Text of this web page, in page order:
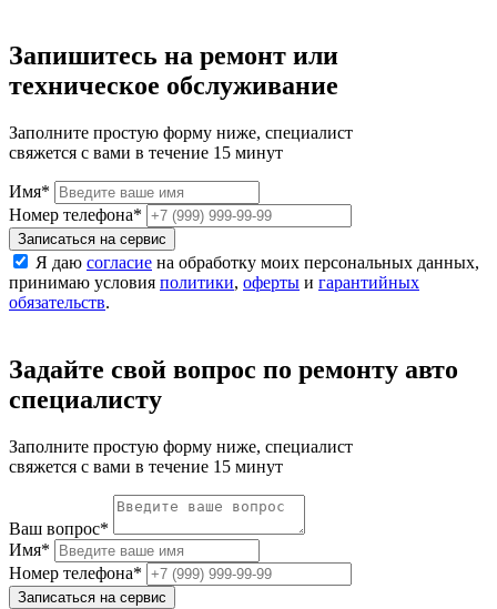
Запишитесь на ремонт или
техническое обслуживание
Заполните простую форму ниже, специалист
свяжется с вами в течение 15 минут
Имя*
Номер телефона*
Записаться на сервис
Я даю согласие на обработку моих персональных данных,
принимаю условия политики, оферты и гарантийных
обязательств.
Задайте свой вопрос по ремонту авто
специалисту
Заполните простую форму ниже, специалист
свяжется с вами в течение 15 минут
Ваш вопрос*
Имя*
Номер телефона*
Записаться на сервис